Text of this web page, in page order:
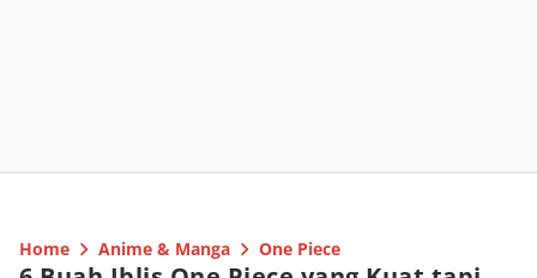
Home Anime & Manga One Piece